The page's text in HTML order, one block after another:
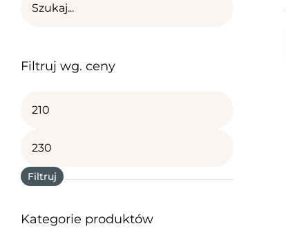
Filtruj wg. ceny
Filtruj
Kategorie produktów